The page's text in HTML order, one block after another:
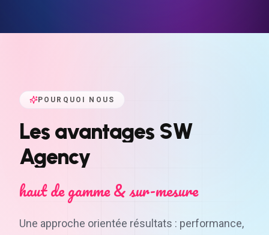
POURQUOI NOUS
Les avantages SW
Agency
haut de gamme & sur-mesure
Une approche orientée résultats : performance,